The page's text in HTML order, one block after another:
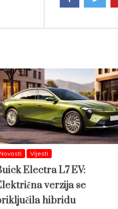
Novosti Vijesti
Electra L7 EV:
verzija se
hibridu